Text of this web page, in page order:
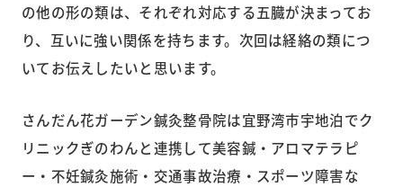
の他の形の類は、それぞれ対応する五臓が決まってお
り、互いに強い関係を持ちます。次回は経絡の類につ
いてお伝えしたいと思います。
さんだん花ガーデン鍼灸整骨院は宜野湾市宇地泊でク
リニックぎのわんと連携して美容鍼・アロマテラピ
ー・不妊鍼灸施術・交通事故治療・スポーツ障害な